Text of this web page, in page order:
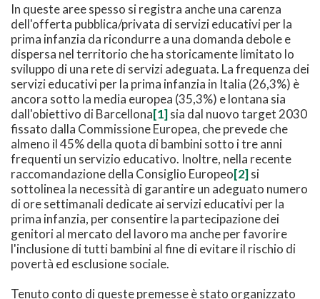
In queste aree spesso si registra anche una carenza
dell'offerta pubblica/privata di servizi educativi per la
prima infanzia da ricondurre a una domanda debole e
dispersa nel territorio che ha storicamente limitato lo
sviluppo di una rete di servizi adeguata. La frequenza dei
servizi educativi per la prima infanzia in Italia (26,3%) è
ancora sotto la media europea (35,3%) e lontana sia
dall'obiettivo di Barcellona[1]sia dal nuovo target 2030
fissato dalla Commissione Europea, che prevede che
almeno il 45% della quota di bambini sotto i tre anni
frequenti un servizio educativo. Inoltre, nella recente
raccomandazione della Consiglio Europeo[2]si
sottolinea la necessità di garantire un adeguato numero
di ore settimanali dedicate ai servizi educativi per la
prima infanzia, per consentire la partecipazione dei
genitori al mercato del lavoro ma anche per favorire
l'inclusione di tutti bambini al fine di evitare il rischio di
povertà ed esclusione sociale.
Tenuto conto di queste premesse è stato organizzato